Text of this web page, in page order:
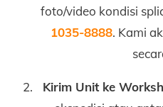
foto/video kondisi
1035-8888. Kami
Kirim Unit ke